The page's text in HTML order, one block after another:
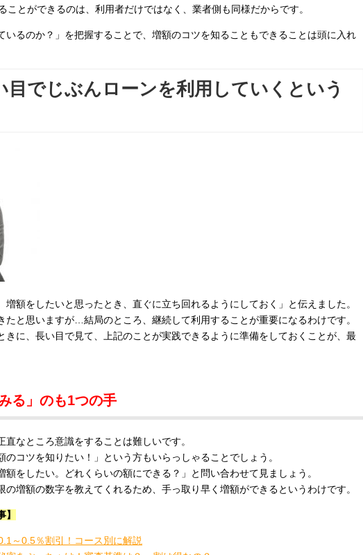
とができるのは、利用者だけではなく、業者側も同様だからです。
いるのか？」を把握することで、増額のコツを知ることもできることは頭に入れ
でじぶんローンを利用していくという
額をしたいと思ったとき、直ぐに立ち回れるようにしておく」と伝えました。
と思いますが…結局のところ、継続して利用することが重要になるわけです。
きに、長い目で見て、上記のことが実践できるように準備をしておくことが、最
る」のも1つの手
なところ意識をすることは難しいです。
のコツを知りたい！」という方もいらっしゃることでしょう。
をしたい。どれくらいの額にできる？」と問い合わせて見ましょう。
増額の数字を教えてくれるため、手っ取り早く増額ができるというわけです。
～0.5％割引！コース別に解説